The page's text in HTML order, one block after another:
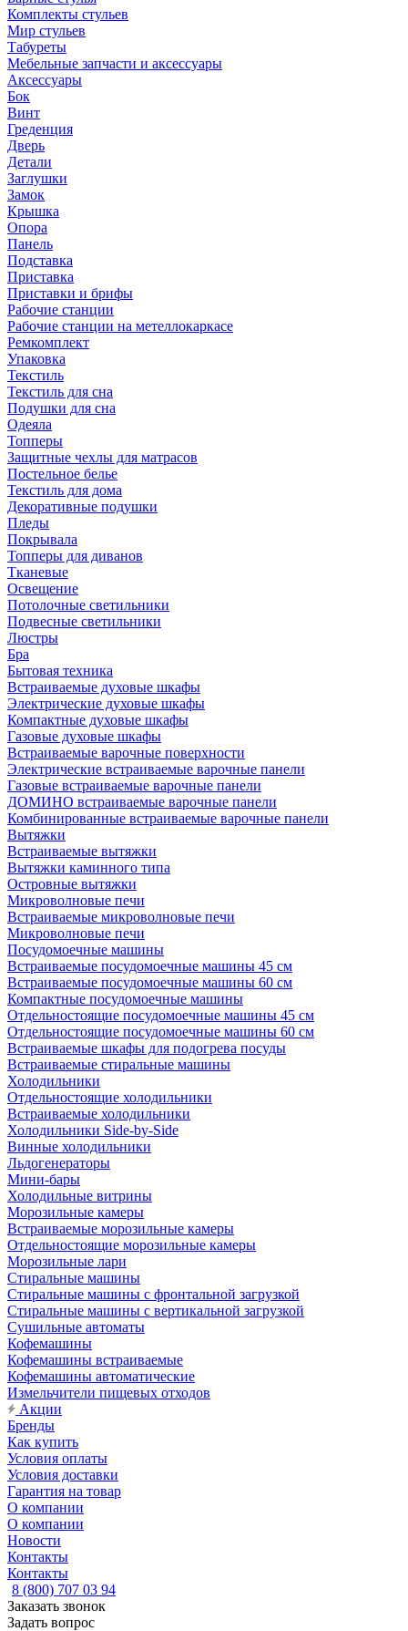
Комплекты стульев
Мир стульев
Табуреты
Мебельные запчасти и аксессуары
Аксессуары
Бок
Винт
Греденция
Дверь
Детали
Заглушки
Замок
Крышка
Опора
Панель
Подставка
Приставка
Приставки и брифы
Рабочие станции
Рабочие станции на метеллокаркасе
Ремкомплект
Упаковка
Текстиль
Текстиль для сна
Подушки для сна
Одеяла
Топперы
Защитные чехлы для матрасов
Постельное белье
Текстиль для дома
Декоративные подушки
Пледы
Покрывала
Топперы для диванов
Тканевые
Освещение
Потолочные светильники
Подвесные светильники
Люстры
Бра
Бытовая техника
Встраиваемые духовые шкафы
Электрические духовые шкафы
Компактные духовые шкафы
Газовые духовые шкафы
Встраиваемые варочные поверхности
Электрические встраиваемые варочные панели
Газовые встраиваемые варочные панели
ДОМИНО встраиваемые варочные панели
Комбинированные встраиваемые варочные панели
Вытяжки
Встраиваемые вытяжки
Вытяжки каминного типа
Островные вытяжки
Микроволновые печи
Встраиваемые микроволновые печи
Микроволновые печи
Посудомоечные машины
Встраиваемые посудомоечные машины 45 см
Встраиваемые посудомоечные машины 60 см
Компактные посудомоечные машины
Отдельностоящие посудомоечные машины 45 см
Отдельностоящие посудомоечные машины 60 см
Встраиваемые шкафы для подогрева посуды
Встраиваемые стиральные машины
Холодильники
Отдельностоящие холодильники
Встраиваемые холодильники
Холодильники Side-by-Side
Винные холодильники
Льдогенераторы
Мини-бары
Холодильные витрины
Морозильные камеры
Встраиваемые морозильные камеры
Отдельностоящие морозильные камеры
Морозильные лари
Стиральные машины
Стиральные машины с фронтальной загрузкой
Стиральные машины с вертикальной загрузкой
Сушильные автоматы
Кофемашины
Кофемашины встраиваемые
Кофемашины автоматические
Измельчители пищевых отходов
Акции
Бренды
Как купить
Условия оплаты
Условия доставки
Гарантия на товар
О компании
О компании
Новости
Контакты
Контакты
8 (800) 707 03 94
Заказать звонок
Задать вопрос